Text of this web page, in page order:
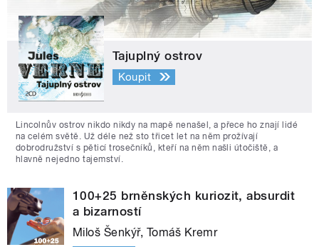
Tajuplný ostrov
Koupit
Lincolnův ostrov nikdo nikdy na mapě nenašel, a přece ho znají lidé
na celém světě. Už déle než sto třicet let na něm prožívají
dobrodružství s pěticí trosečníků, kteří na něm našli útočiště, a
hlavně nejedno tajemství.
100+25 brněnských kuriozit, absurdit
a bizarností
Miloš Šenkýř, Tomáš Kremr